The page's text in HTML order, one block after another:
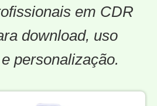
em CDR
download, uso
personalização.